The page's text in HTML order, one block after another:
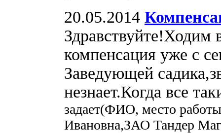
20.05.2014
Здравствуйте!Ходим
компенсация уже с
Заведующей
незнает.Когда все
задает(ФИО, место
Ивановна,ЗАО Тандер